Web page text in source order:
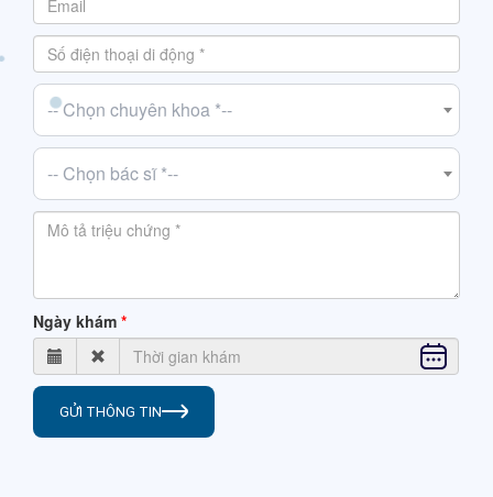
-- Chọn chuyên khoa *--
-- Chọn bác sĩ *--
Ngày khám
GỬI THÔNG TIN